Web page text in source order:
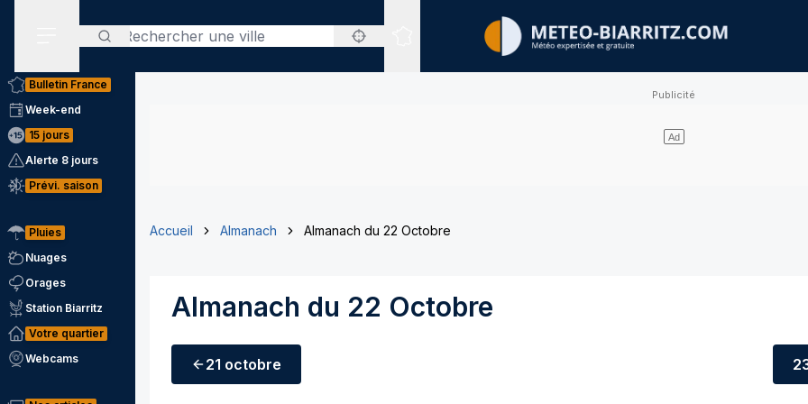
Rechercher
Sites expertisés
Bulletin France
Week-end
15 jours
Alerte 8 jours
Prévi. saison
Pluies
Nuages
Orages
Station Biarritz
Votre quartier
Webcams
Accueil Almanach Almanach du 22 Octobre
Almanach du 22 Octobre
21 octobre